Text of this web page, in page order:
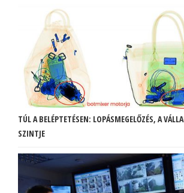
TÚL A BELÉPTETÉSEN: LOPÁSMEGELŐZÉS, A
SZINTJE